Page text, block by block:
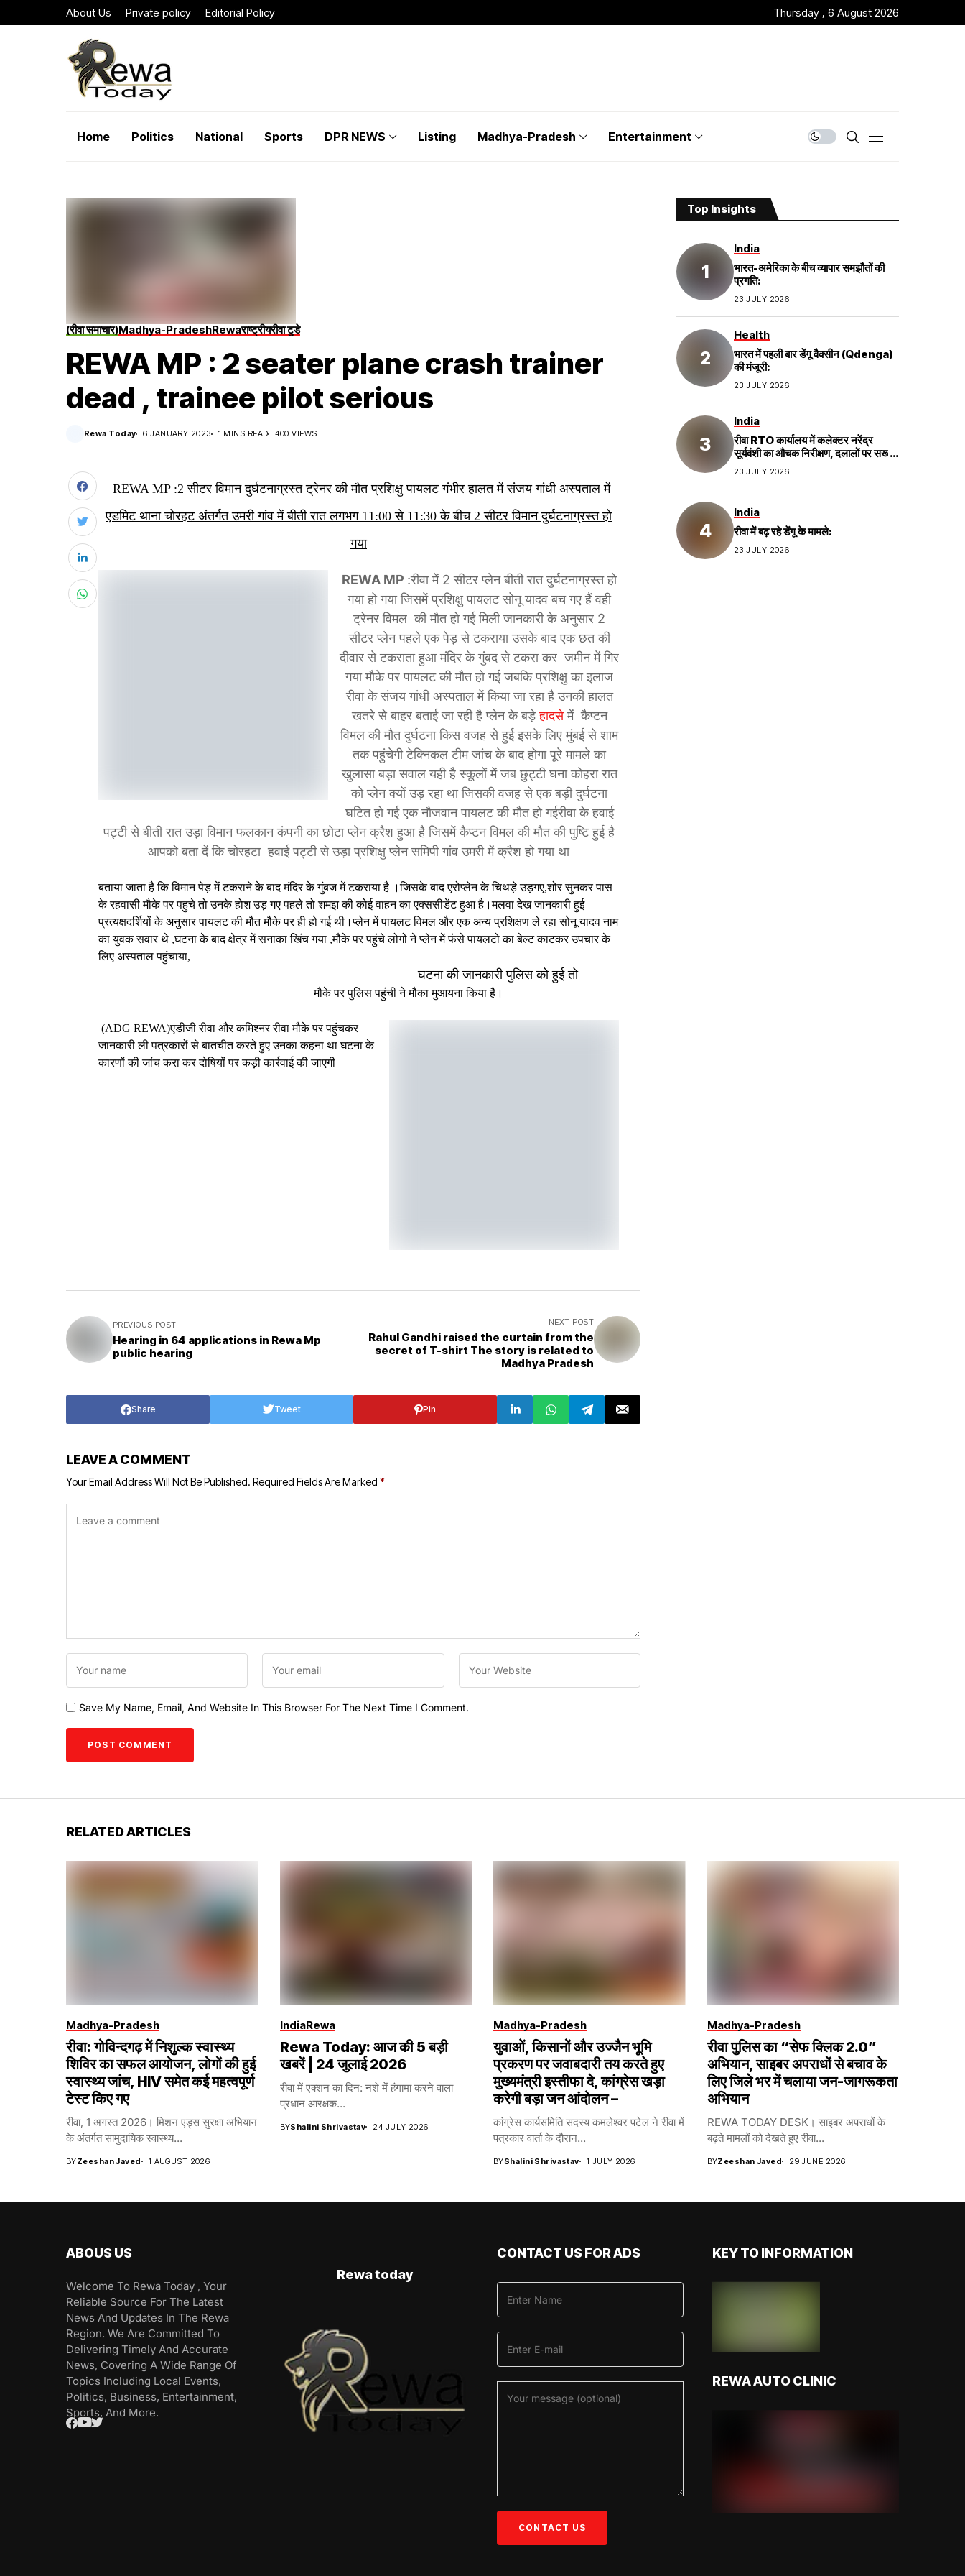
About Us Private policy Editorial Policy Thursday , 6 August 2026
Home Politics National Sports DPR NEWS Listing Madhya-Pradesh Entertainment
(रीवा समाचार)Madhya-PradeshRewaराष्ट्रीयरीवा टुडे
REWA MP : 2 seater plane crash trainer
dead , trainee pilot serious
Rewa Today 6 JANUARY 2023 1 MINS READ 400 VIEWS
REWA MP :2 सीटर विमान दुर्घटनाग्रस्त ट्रेनर की मौत प्रशिक्षु पायलट गंभीर हालत में संजय गांधी अस्पताल में
एडमिट थाना चोरहट अंतर्गत उमरी गांव में बीती रात लगभग 11:00 से 11:30 के बीच 2 सीटर विमान दुर्घटनाग्रस्त हो
गया
REWA MP :रीवा में 2 सीटर प्लेन बीती रात दुर्घटनाग्रस्त हो
गया हो गया जिसमें प्रशिक्षु पायलट सोनू यादव बच गए हैं वही
ट्रेनर विमल की मौत हो गई मिली जानकारी के अनुसार 2
सीटर प्लेन पहले एक पेड़ से टकराया उसके बाद एक छत की
दीवार से टकराता हुआ मंदिर के गुंबद से टकरा कर जमीन में गिर
गया मौके पर पायलट की मौत हो गई जबकि प्रशिक्षु का इलाज
रीवा के संजय गांधी अस्पताल में किया जा रहा है उनकी हालत
खतरे से बाहर बताई जा रही है प्लेन के बड़ेहादसेमें कैप्टन
विमल की मौत दुर्घटना किस वजह से हुई इसके लिए मुंबई से शाम
तक पहुंचेगी टेक्निकल टीम जांच के बाद होगा पूरे मामले का
खुलासा बड़ा सवाल यही है स्कूलों में जब छुट्टी घना कोहरा रात
को प्लेन क्यों उड़ रहा था जिसकी वजह से एक बड़ी दुर्घटना
घटित हो गई एक नौजवान पायलट की मौत हो गईरीवा के हवाई
पट्टी से बीती रात उड़ा विमान फलकान कंपनी का छोटा प्लेन क्रैश हुआ है जिसमें कैप्टन विमल की मौत की पुष्टि हुई है
आपको बता दें कि चोरहटा हवाई पट्टी से उड़ा प्रशिक्षु प्लेन समिपी गांव उमरी में क्रैश हो गया था
बताया जाता है कि विमान पेड़ में टकराने के बाद मंदिर के गुंबज में टकराया है ।जिसके बाद एरोप्लेन के चिथड़े उड़गए,शोर सुनकर पास
के रहवासी मौके पर पहुचे तो उनके होश उड़ गए पहले तो शमझ की कोई वाहन का एक्ससीडेंट हुआ है।मलवा देख जानकारी हुई
प्रत्यक्षदर्शियों के अनुसार पायलट की मौत मौके पर ही हो गई थी।प्लेन में पायलट विमल और एक अन्य प्रशिक्षण ले रहा सोनू यादव नाम
का युवक सवार थे ,घटना के बाद क्षेत्र में सनाका खिंच गया ,मौके पर पहुंचे लोगों ने प्लेन में फंसे पायलटो का बेल्ट काटकर उपचार के
लिए अस्पताल पहुंचाया,
घटना की जानकारी पुलिस को हुई तो
मौके पर पुलिस पहुंची ने मौका मुआयना किया है।
(ADG REWA)एडीजी रीवा और कमिश्नर रीवा मौके पर पहुंचकर
जानकारी ली पत्रकारों से बातचीत करते हुए उनका कहना था घटना के
कारणों की जांच करा कर दोषियों पर कड़ी कार्रवाई की जाएगी
PREVIOUS POST
Hearing in 64 applications in Rewa Mp
public hearing
NEXT POST
Rahul Gandhi raised the curtain from the
secret of T-shirt The story is related to
Madhya Pradesh
Share Tweet Pin
LEAVE A COMMENT
Your Email Address Will Not Be Published. Required Fields Are Marked *
Save My Name, Email, And Website In This Browser For The Next Time I Comment.
Top Insights
India
भारत-अमेरिका के बीच व्यापार समझौतों की
प्रगति:
23 JULY 2026
Health
भारत में पहली बार डेंगू वैक्सीन (Qdenga)
की मंजूरी:
23 JULY 2026
India
रीवा RTO कार्यालय में कलेक्टर नरेंद्र
सूर्यवंशी का औचक निरीक्षण, दलालों पर सख्त
कार्रवाई;
23 JULY 2026
India
रीवा में बढ़ रहे डेंगू के मामले:
23 JULY 2026
RELATED ARTICLES
Madhya-Pradesh
रीवा: गोविन्दगढ़ में निशुल्क स्वास्थ्य
शिविर का सफल आयोजन, लोगों की हुई
स्वास्थ्य जांच, HIV समेत कई महत्वपूर्ण
टेस्ट किए गए
रीवा, 1 अगस्त 2026। मिशन एड्स सुरक्षा अभियान
के अंतर्गत सामुदायिक स्वास्थ्य...
BYZeeshan Javed 1 AUGUST 2026
IndiaRewa
Rewa Today: आज की 5 बड़ी
खबरें | 24 जुलाई 2026
रीवा में एक्शन का दिन: नशे में हंगामा करने वाला
प्रधान आरक्षक...
BYShalini Shrivastav 24 JULY 2026
Madhya-Pradesh
युवाओं, किसानों और उज्जैन भूमि
प्रकरण पर जवाबदारी तय करते हुए
मुख्यमंत्री इस्तीफा दे, कांग्रेस खड़ा
करेगी बड़ा जन आंदोलन –
कांग्रेस कार्यसमिति सदस्य कमलेश्वर पटेल ने रीवा में
पत्रकार वार्ता के दौरान...
BYShalini Shrivastav 1 JULY 2026
Madhya-Pradesh
रीवा पुलिस का “सेफ क्लिक 2.0”
अभियान, साइबर अपराधों से बचाव के
लिए जिले भर में चलाया जन-जागरूकता
अभियान
REWA TODAY DESK। साइबर अपराधों के
बढ़ते मामलों को देखते हुए रीवा...
BYZeeshan Javed 29 JUNE 2026
ABOUS US
Welcome To Rewa Today , Your
Reliable Source For The Latest
News And Updates In The Rewa
Region. We Are Committed To
Delivering Timely And Accurate
News, Covering A Wide Range Of
Topics Including Local Events,
Politics, Business, Entertainment,
Sports, And More.
Rewa today
CONTACT US FOR ADS KEY TO INFORMATION
REWA AUTO CLINIC